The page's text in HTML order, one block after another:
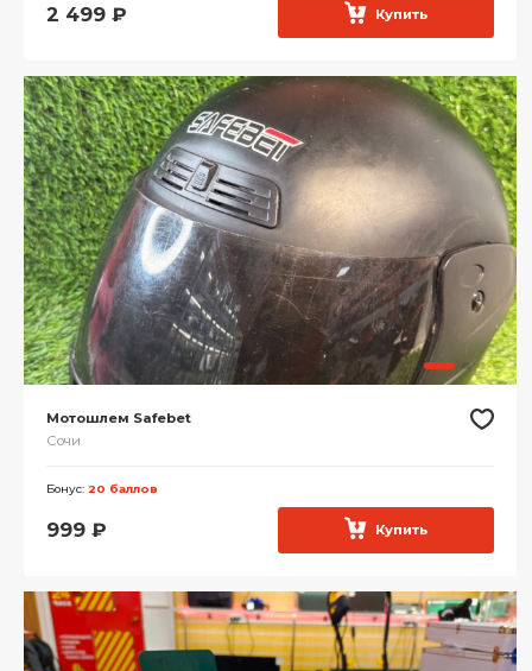
2 499 ₽ Купить
Мотошлем Safebet
Сочи
Бонус: 20 баллов
999 ₽ Купить